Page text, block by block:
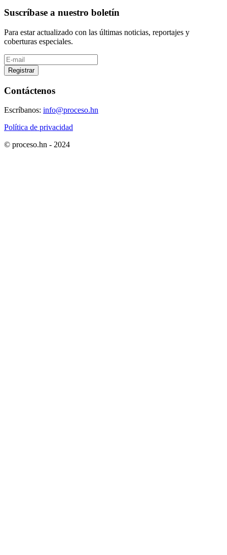
Suscríbase a nuestro boletín
Para estar actualizado con las últimas noticias, reportajes y
coberturas especiales.
Registrar
Contáctenos
Escríbanos: info@proceso.hn
Política de privacidad
© proceso.hn - 2024